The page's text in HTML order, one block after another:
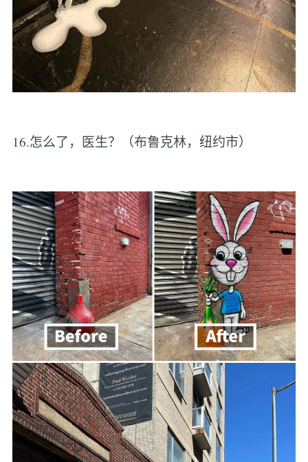
16.怎么了，医生？（布鲁克林，纽约市）